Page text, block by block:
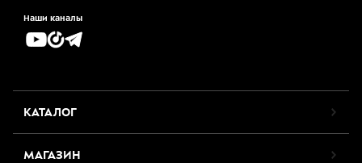
Наши каналы
КАТАЛОГ
МАГАЗИН